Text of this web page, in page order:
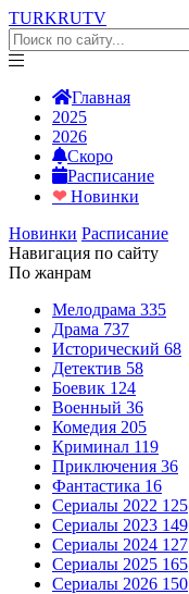
TURKRUTV
Главная
2025
2026
Скоро
Расписание
❤Новинки
Новинки Расписание
Навигация по сайту
По жанрам
Мелодрама 335
Драма 737
Исторический 68
Детектив 58
Боевик 124
Военный 36
Комедия 205
Криминал 119
Приключения 36
Фантастика 16
Сериалы 2022 125
Сериалы 2023 149
Сериалы 2024 127
Сериалы 2025 165
Сериалы 2026 150